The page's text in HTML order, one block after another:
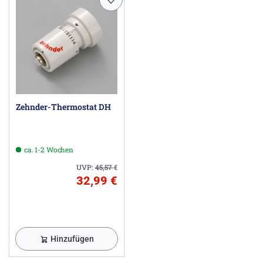
Zehnder-Thermostat DH
ca. 1-2 Wochen
UVP:45,57€
32,99 €
Hinzufügen